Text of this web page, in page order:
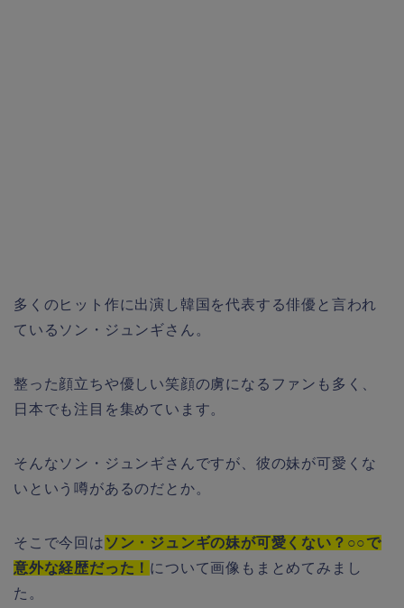
多くのヒット作に出演し韓国を代表する俳優と言われ
ているソン・ジュンギさん。
整った顔立ちや優しい笑顔の虜になるファンも多く、
日本でも注目を集めています。
そんなソン・ジュンギさんですが、彼の妹が可愛くな
いという噂があるのだとか。
そこで今回は ソン・ジュンギの妹が可愛くない？○○で
意外な経歴だった！ について画像もまとめてみまし
た。